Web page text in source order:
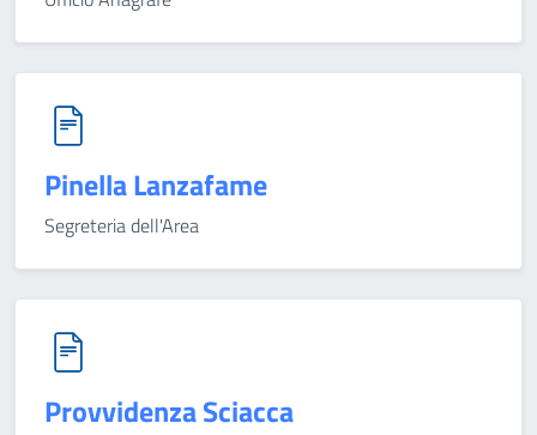
Pinella Lanzafame
Segreteria dell'Area
Provvidenza Sciacca